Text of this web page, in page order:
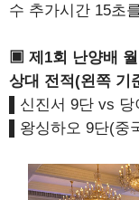
수 추가시간 15초
▣ 제1회 난양배
상대 전적(왼쪽 기
▌신진서 9단 vs
▌왕싱하오 9단(